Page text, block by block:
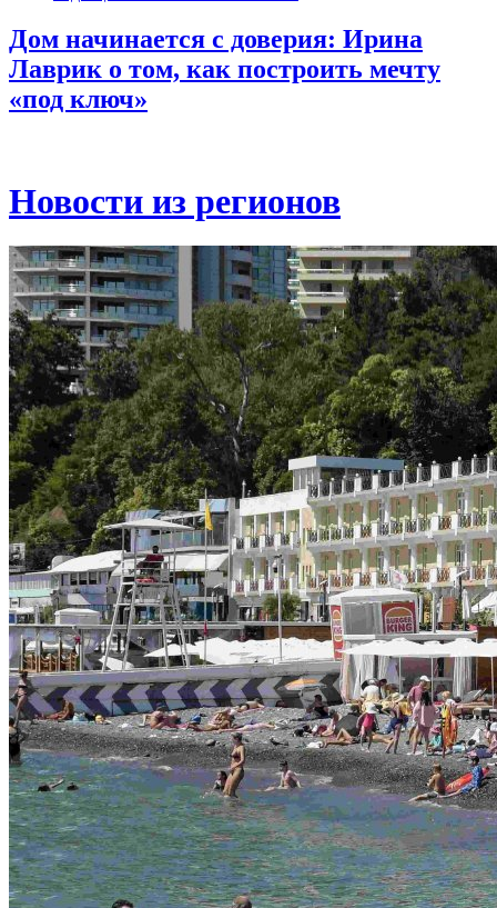
Дом начинается с доверия: Ирина
Лаврик о том, как построить мечту
«под ключ»
Новости из регионов